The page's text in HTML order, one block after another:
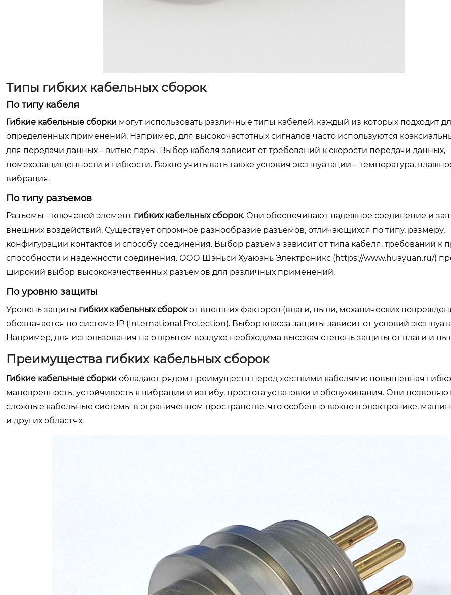
Типы гибких кабельных сборок
По типу кабеля
Гибкие кабельные сборки могут использовать различные типы кабелей, каждый из которых подходит
определенных применений. Например, для высокочастотных сигналов часто используются
для передачи данных – витые пары. Выбор кабеля зависит от требований к скорости передачи данных,
помехозащищенности и гибкости. Важно учитывать также условия эксплуатации – температура,
вибрация.
По типу разъемов
Разъемы – ключевой элемент гибких кабельных сборок. Они обеспечивают надежное соединение и
внешних воздействий. Существует огромное разнообразие разъемов, отличающихся по типу, размеру,
конфигурации контактов и способу соединения. Выбор разъема зависит от типа кабеля, требований к
способности и надежности соединения. ООО Шэньси Хуаюань Электроникс (https://www.huayuan.ru/)
широкий выбор высококачественных разъемов для различных применений.
По уровню защиты
Уровень защиты гибких кабельных сборокот внешних факторов (влаги, пыли, механических
обозначается по системе IP (International Protection). Выбор класса защиты зависит от условий
Например, для использования на открытом воздухе необходима высокая степень защиты от влаги и
Преимущества гибких кабельных сборок
Гибкие кабельные сборки обладают рядом преимуществ перед жесткими кабелями: повышенная
маневренность, устойчивость к вибрации и изгибу, простота установки и обслуживания. Они
сложные кабельные системы в ограниченном пространстве, что особенно важно в электронике,
и других областях.